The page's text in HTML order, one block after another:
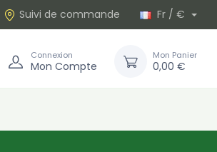
Suivi de commande Fr / €
Connexion
Mon Compte
Mon Panier
0,00 €